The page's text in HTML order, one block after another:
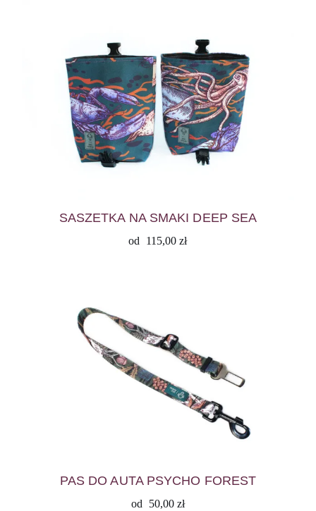
SASZETKA NA SMAKI DEEP SEA
od 115,00zł
PAS DO AUTA PSYCHO FOREST
od 50,00 zł